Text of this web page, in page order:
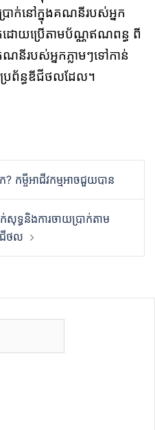
ប្រាក់នៅក្នុងគណនីរបស់អ្នក
ក់ដោយប្រើតាមប័ណ្ណឥណពន្ធ ពី
របស់អ្នកភ្លាមៗទៅកាន់
ព័ន្ធឌីជីថលដែល។
? កម្ចីអាជីវកម្មអាចជួយបាន
ទ្ធនិងការចាយប្រាក់តាម
ជីថល